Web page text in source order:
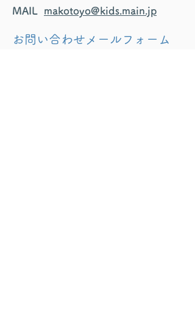
MAIL makotoyo@kids.main.jp
お問い合わせメールフォーム